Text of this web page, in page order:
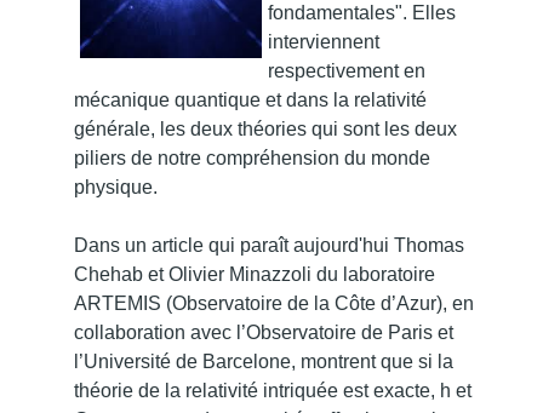
fondamentales". Elles
interviennent
respectivement en
mécanique quantique et dans la relativité
générale, les deux théories qui sont les deux
piliers de notre compréhension du monde
physique.
Dans un article qui paraît aujourd'hui Thomas
Chehab et Olivier Minazzoli du laboratoire
ARTEMIS (Observatoire de la Côte d’Azur), en
collaboration avec l’Observatoire de Paris et
l’Université de Barcelone, montrent que si la
théorie de la relativité intriquée est exacte, h et